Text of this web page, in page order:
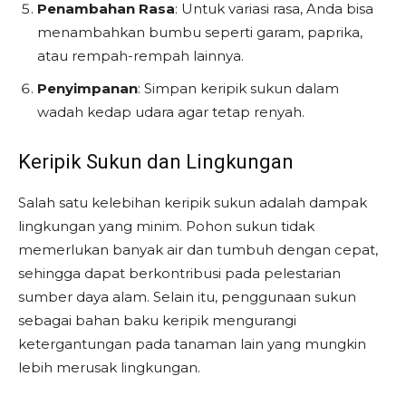
Penambahan Rasa: Untuk variasi rasa, Anda bisa
menambahkan bumbu seperti garam, paprika,
atau rempah-rempah lainnya.
Penyimpanan: Simpan keripik sukun dalam
wadah kedap udara agar tetap renyah.
Keripik Sukun dan Lingkungan
Salah satu kelebihan keripik sukun adalah dampak
lingkungan yang minim. Pohon sukun tidak
memerlukan banyak air dan tumbuh dengan cepat,
sehingga dapat berkontribusi pada pelestarian
sumber daya alam. Selain itu, penggunaan sukun
sebagai bahan baku keripik mengurangi
ketergantungan pada tanaman lain yang mungkin
lebih merusak lingkungan.